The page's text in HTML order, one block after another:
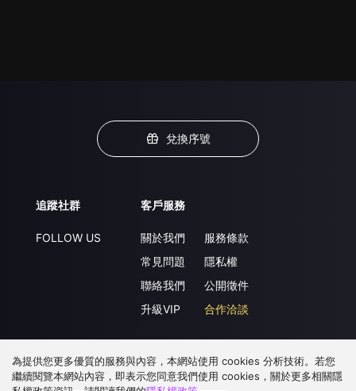
兌換序號
追蹤社群
FOLLOW US
客戶服務
關於我們
常見問題
聯絡我們
升級VIP
服務條款
隱私權
公開徵件
合作洽談
下載 APP
為提供您更多優質的服務與內容，本網站使用 cookies 分析技術。若您
繼續閱覽本網站內容，即表示您同意我們使用 cookies，關於更多相關隱